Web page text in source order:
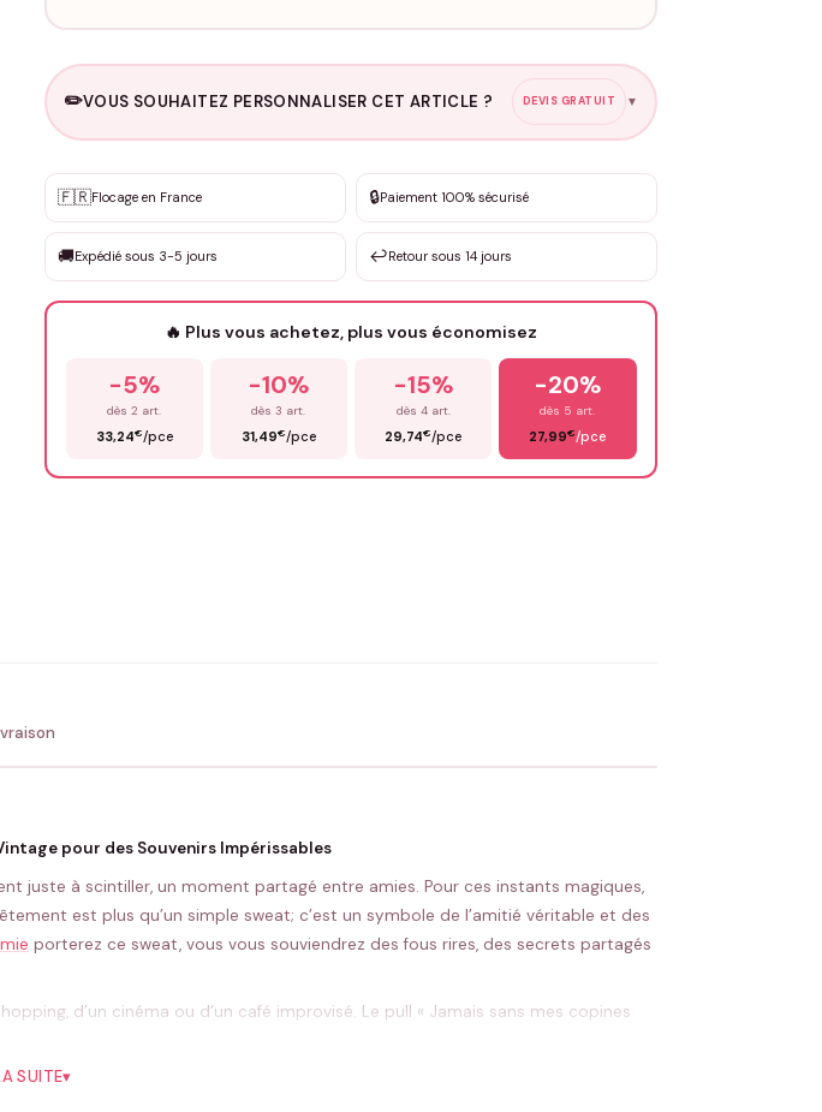
✏️VOUS SOUHAITEZ PERSONNALISER CET ARTICLE ? DEVIS GRATUIT ▼
✨ Personnalisation sur mesure
DEVIS GRATUIT · Personnalisation de 3 à 10€ selon la demande
Que souhaitez-vous ?
🇫🇷Flocage en France 🔒Paiement 100% sécurisé
🚚Expédié sous 3-5 jours ↩️Retour sous 14 jours
🔥 Plus vous achetez, plus vous économisez
-5%
dès 2 art.
33,24€/pce
-10%
dès 3 art.
31,49€/pce
-15%
dès 4 art.
29,74€/pce
-20%
dès 5 art.
27,99€/pce
pour des Souvenirs Impérissables
juste à scintiller, un moment partagé entre amies. Pour ces instants magiques,
est plus qu’un simple sweat; c’est un symbole de l’amitié véritable et des
porterez ce sweat, vous vous souviendrez des fous rires, des secrets partagés
d’un cinéma ou d’un café improvisé. Le pull « Jamais sans mes copines
SUITE▾